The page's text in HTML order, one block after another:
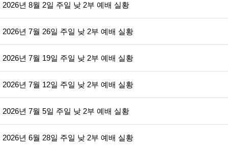
2026년 8월 2일 주일 낮 2부 예배 실황
2026년 7월 26일 주일 낮 2부 예배 실황
2026년 7월 19일 주일 낮 2부 예배 실황
2026년 7월 12일 주일 낮 2부 예배 실황
2026년 7월 5일 주일 낮 2부 예배 실황
2026년 6월 28일 주일 낮 2부 예배 실황